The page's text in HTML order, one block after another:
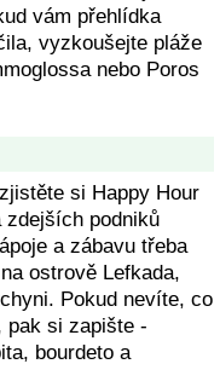
vám přehlídka
vyzkoušejte pláže
nebo Poros
si Happy Hour
podniků
a zábavu třeba
ostrově Lefkada,
Pokud nevíte, co
pak si zapište -
bourdeto a